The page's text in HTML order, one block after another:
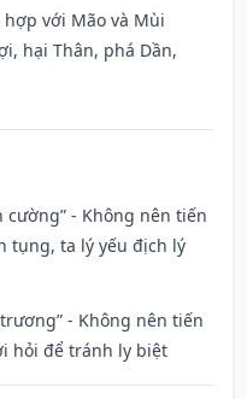
với Mão và Mùi
hại Thân, phá Dần,
- Không nên tiến
tụng, ta lý yếu địch lý
- Không nên tiến
hỏi để tránh ly biệt